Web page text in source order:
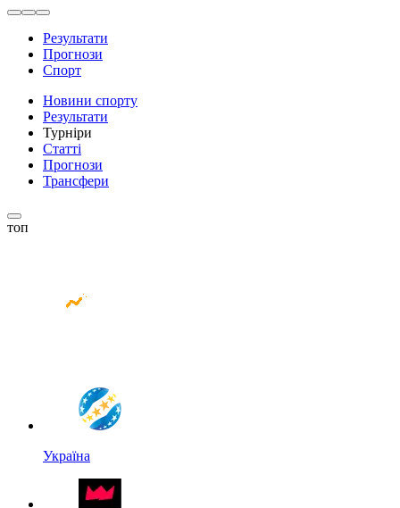
Результати
Прогнози
Спорт
Новини спорту
Результати
Турніри
Статті
Прогнози
Трансфери
топ
Україна